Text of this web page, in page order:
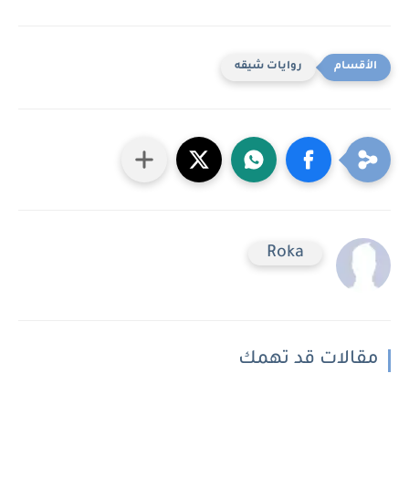
روايات شيقه
Roka
مقالات قد تهمك